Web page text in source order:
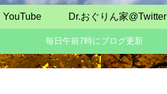
YouTube Dr.おぐりん家@Twitter
毎日午前7時にブログ更新